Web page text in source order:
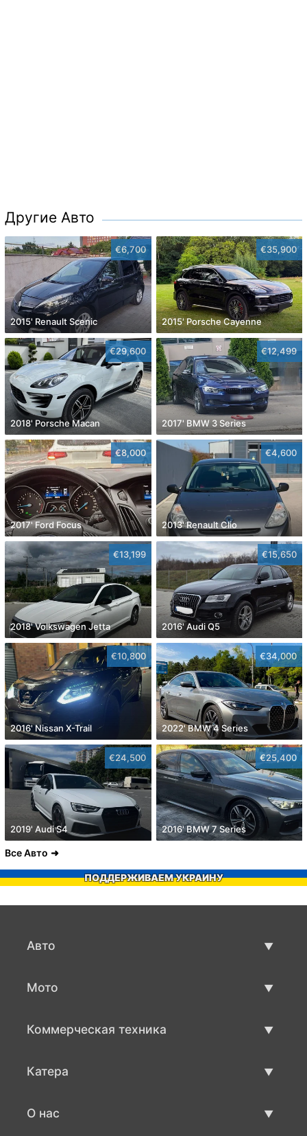
Другие Авто
€6,700
2015' Renault Scenic
€35,900
2015' Porsche Cayenne
€29,600
2018' Porsche Macan
€12,499
2017' BMW 3 Series
€8,000
2017' Ford Focus
€4,600
2013' Renault Clio
€13,199
2018' Volkswagen Jetta
€15,650
2016' Audi Q5
€10,800
2016' Nissan X-Trail
€34,000
2022' BMW 4 Series
€24,500
2019' Audi S4
€25,400
2016' BMW 7 Series
Все Авто
ПОДДЕРЖИВАЕМ УКРАИНУ
Авто
Мото
Коммерческая техника
Катера
О нас